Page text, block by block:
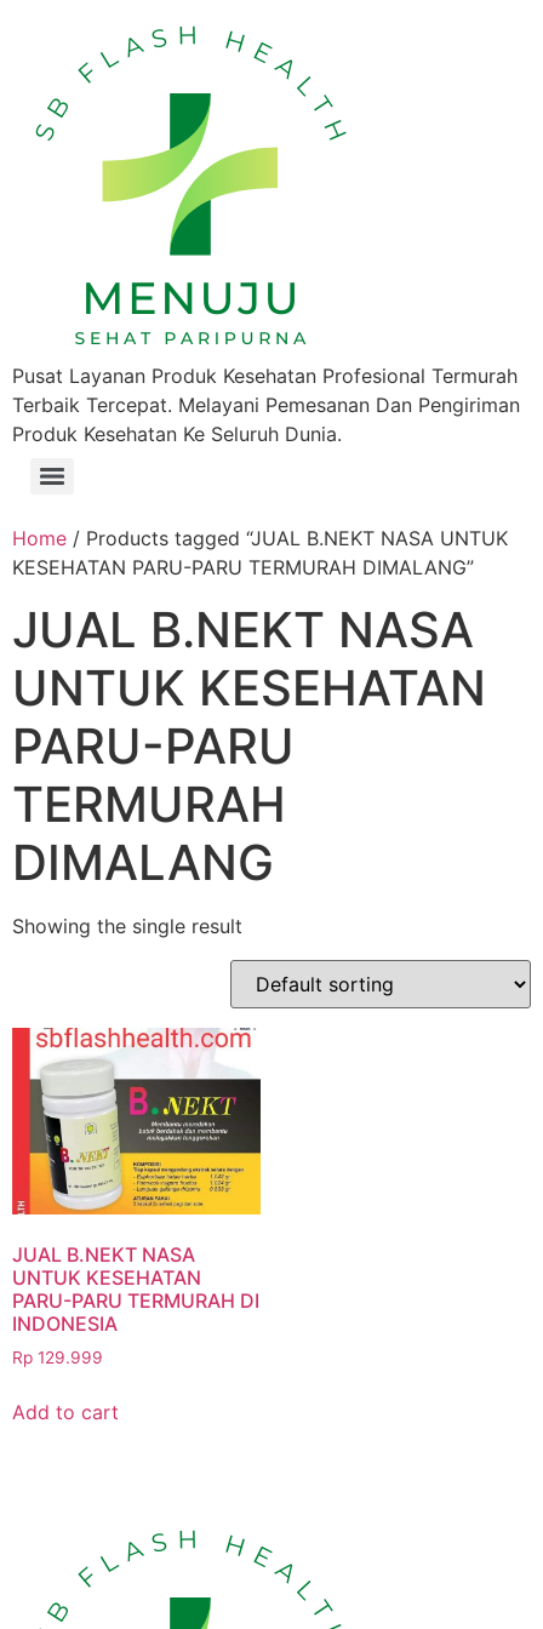
Pusat Layanan Produk Kesehatan Profesional Termurah
Terbaik Tercepat. Melayani Pemesanan Dan Pengiriman
Produk Kesehatan Ke Seluruh Dunia.
Home / Products tagged “JUAL B.NEKT NASA UNTUK
KESEHATAN PARU-PARU TERMURAH DIMALANG”
JUAL B.NEKT NASA
UNTUK KESEHATAN
PARU-PARU
TERMURAH
DIMALANG
Showing the single result
JUAL B.NEKT NASA
UNTUK KESEHATAN
PARU-PARU TERMURAH DI
INDONESIA
Rp 129.999
Add to cart